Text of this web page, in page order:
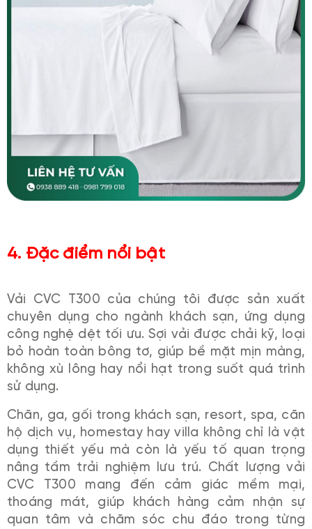
4. Đặc điểm nổi bật
Vải CVC T300 của chúng tôi được sản xuất
chuyên dụng cho ngành khách sạn, ứng dụng
công nghệ dệt tối ưu. Sợi vải được chải kỹ, loại
bỏ hoàn toàn bông tơ, giúp bề mặt mịn màng,
không xù lông hay nổi hạt trong suốt quá trình
sử dụng.
Chăn, ga, gối trong khách sạn, resort, spa, căn
hộ dịch vụ, homestay hay villa không chỉ là vật
dụng thiết yếu mà còn là yếu tố quan trọng
nâng tầm trải nghiệm lưu trú. Chất lượng vải
CVC T300 mang đến cảm giác mềm mại,
thoáng mát, giúp khách hàng cảm nhận sự
quan tâm và chăm sóc chu đáo trong từng